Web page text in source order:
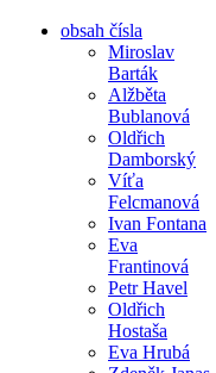
obsah čísla
Miroslav
Barták
Alžběta
Bublanová
Oldřich
Damborský
Víťa
Felcmanová
Ivan Fontana
Eva
Frantinová
Petr Havel
Oldřich
Hostaša
Eva Hrubá